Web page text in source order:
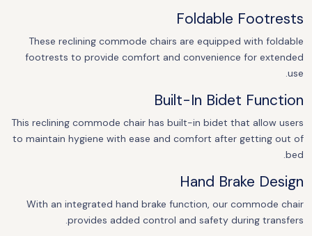
Foldable Footrests
These reclining commode chairs are equipped with foldable
footrests to provide comfort and convenience for extended
use.
Built-In Bidet Function
This reclining commode chair has built-in bidet that allow users
to maintain hygiene with ease and comfort after getting out of
bed.
Hand Brake Design
With an integrated hand brake function, our commode chair
provides added control and safety during transfers.